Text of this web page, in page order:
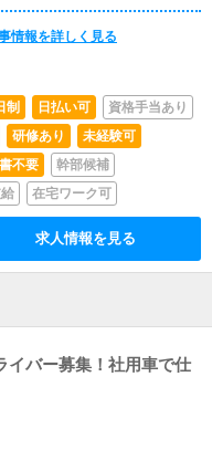
情報を詳しく見る
制 日払い可
資格手当あり
研修あり
未経験可
不要
幹部候補
在宅ワーク可
求人情報を見る
イバー募集！社用車で仕